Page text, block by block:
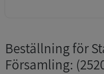
Beställning för
Församling: